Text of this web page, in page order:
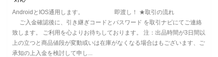
AndroidとIOS通用します。 即渡し！ ★取引の流れ
ご入金確認後に、引き継ぎコードとパスワード を取引ナビにてご連絡
致します。 ご利用を心よりお待ちしております。 注：出品時間が3日間以
上の立つと商品値段が変動或いは在庫がなくなる場合はもございます、ご
承知の上入金を検討して申し...